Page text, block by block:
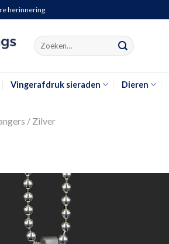
herinnering
Search
for:
Vingerafdruk sieraden Dieren
/ Zilver